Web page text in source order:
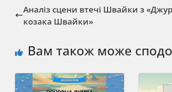
Аналіз сцени втечі Швайки з
козака Швайки»
Вам також може